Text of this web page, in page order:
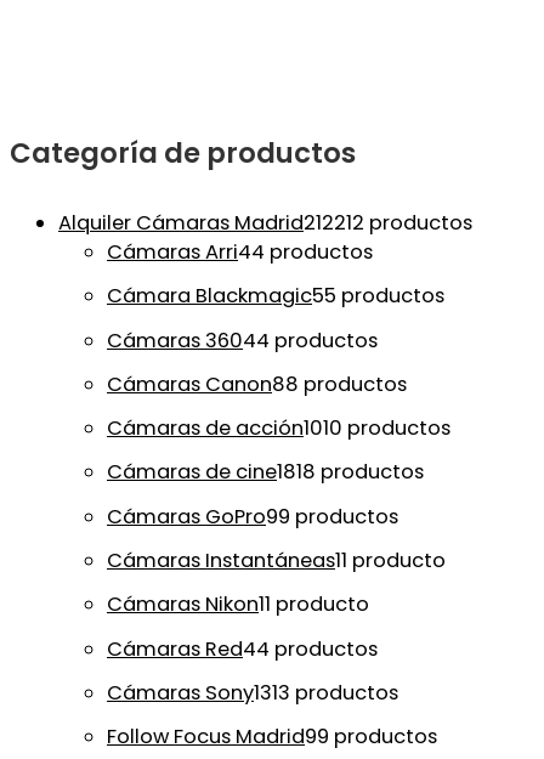
Categoría de productos
Alquiler Cámaras Madrid212212 productos
Cámaras Arri44 productos
Cámara Blackmagic55 productos
Cámaras 36044 productos
Cámaras Canon88 productos
Cámaras de acción1010 productos
Cámaras de cine1818 productos
Cámaras GoPro99 productos
Cámaras Instantáneas11 producto
Cámaras Nikon11 producto
Cámaras Red44 productos
Cámaras Sony1313 productos
Follow Focus Madrid99 productos